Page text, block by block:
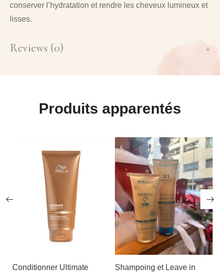
conserver l’hydratation et rendre les cheveux lumineux et
lisses.
Reviews (0)
Produits apparentés
Conditionner Ultimate
Shampoing et Leave in